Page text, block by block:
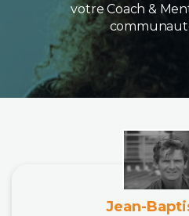
votre Coach &
Jean-